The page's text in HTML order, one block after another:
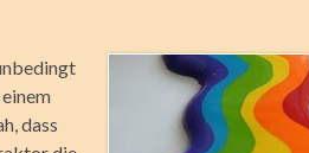
dass